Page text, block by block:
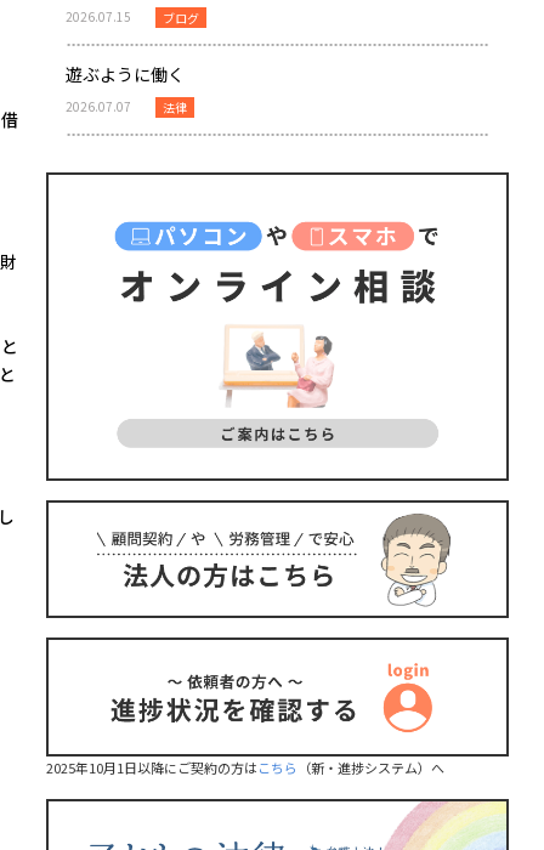
2026.07.15 ブログ
遊ぶように働く
2026.07.07 法律
2025年10月1日以降にご契約の方はこちら （新・進捗システム）へ